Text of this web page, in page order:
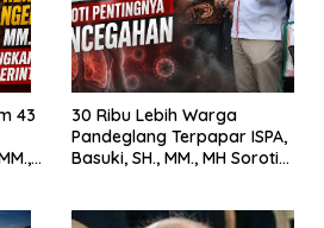
43
30 Ribu Lebih Warga
Pandeglang Terpapar ISPA,
Basuki, SH., MM., MH Soroti